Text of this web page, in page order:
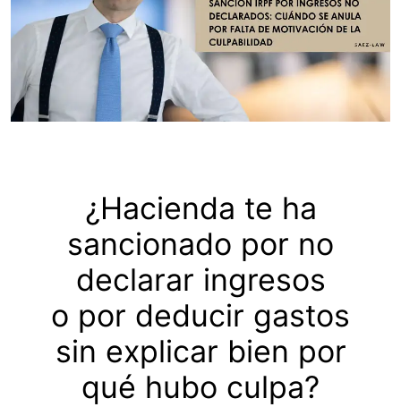
¿Hacienda te ha
sancionado por no
declarar ingresos
o por deducir gastos
sin explicar bien por
qué hubo culpa?